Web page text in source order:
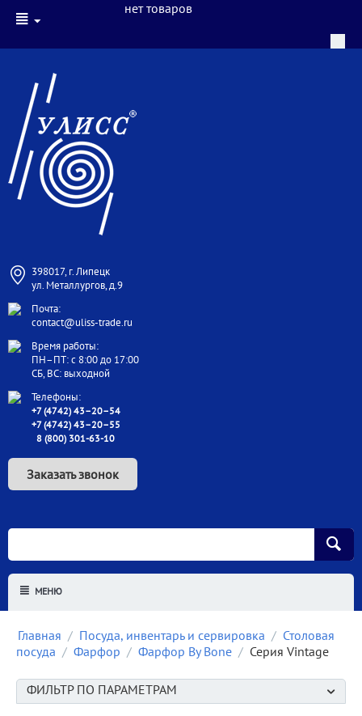
398017, г. Липецк
ул. Металлургов, д.9
Почта:
contact@uliss-trade.ru
Время работы:
ПН–ПТ: с 8:00 до 17:00
СБ, ВС: выходной
Телефоны:
+7 (4742) 43–20–54
+7 (4742) 43–20–55
8 (800) 301-63-10
Заказать звонок
нет товаров
МЕНЮ
Главная / Посуда, инвентарь и сервировка / Столовая
посуда / Фарфор / Фарфор By Bone / Серия Vintage
ФИЛЬТР ПО ПАРАМЕТРАМ